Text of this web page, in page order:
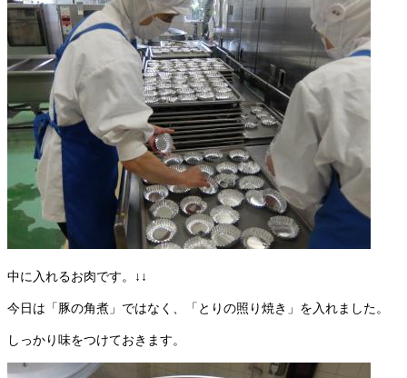
中に入れるお肉です。↓↓
今日は「豚の角煮」ではなく、「とりの照り焼き」を入れました。
しっかり味をつけておきます。